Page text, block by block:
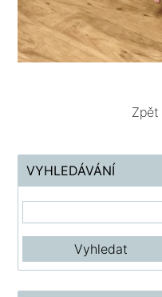
VYHLEDÁVÁNÍ